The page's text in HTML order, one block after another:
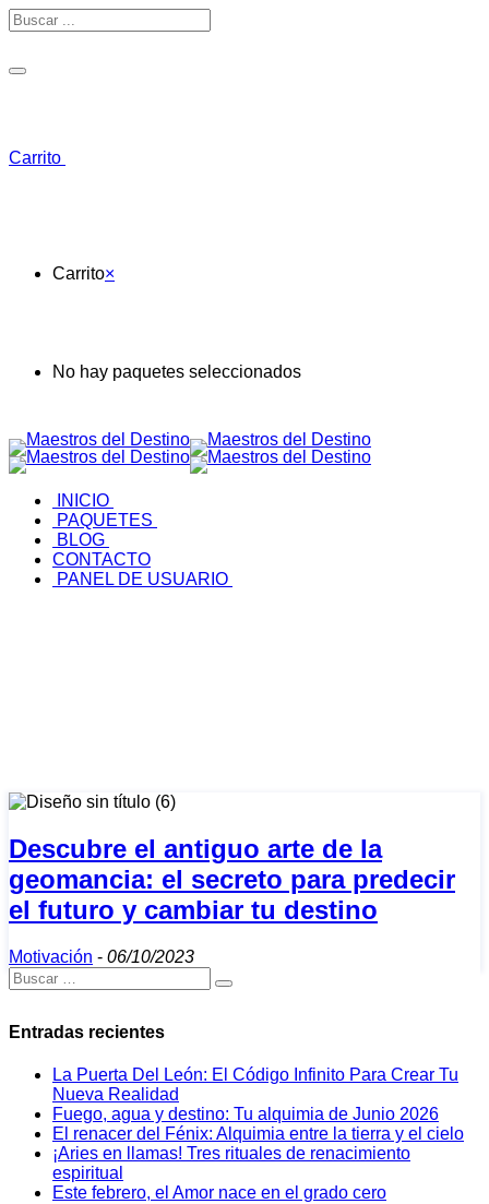
Toggle navigation
Carrito
Carrito×
No hay paquetes seleccionados
INICIO
PAQUETES
BLOG
CONTACTO
PANEL DE USUARIO
Descubre el antiguo arte de la
geomancia: el secreto para predecir
el futuro y cambiar tu destino
Motivación - 06/10/2023
Entradas recientes
La Puerta Del León: El Código Infinito Para Crear Tu
Nueva Realidad
Fuego, agua y destino: Tu alquimia de Junio 2026
El renacer del Fénix: Alquimia entre la tierra y el cielo
¡Aries en llamas! Tres rituales de renacimiento
espiritual
Este febrero, el Amor nace en el grado cero